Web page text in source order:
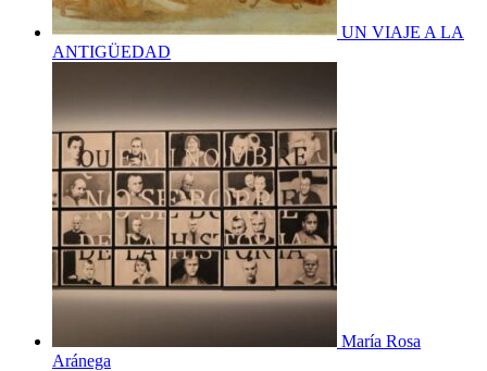
UN VIAJE A LA
ANTIGÜEDAD
María Rosa
Aránega